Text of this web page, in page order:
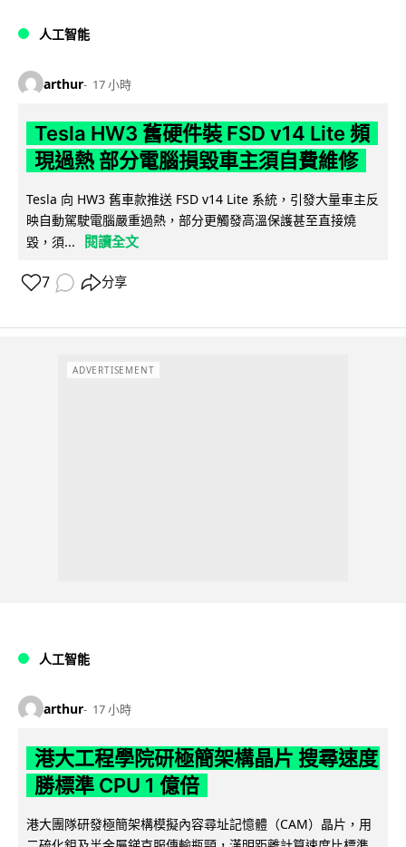
人工智能
arthur 17 小時
Tesla HW3 舊硬件裝 FSD v14 Lite 頻
現過熱 部分電腦損毀車主須自費維修
Tesla 向 HW3 舊車款推送 FSD v14 Lite 系統，引發大量車主反
映自動駕駛電腦嚴重過熱，部分更觸發高溫保護甚至直接燒
毀，須...
閱讀全文
7 分享
ADVERTISEMENT
人工智能
arthur 17 小時
港大工程學院研極簡架構晶片 搜尋速度
勝標準 CPU 1 億倍
港大團隊研發極簡架構模擬內容尋址記憶體（CAM）晶片，用